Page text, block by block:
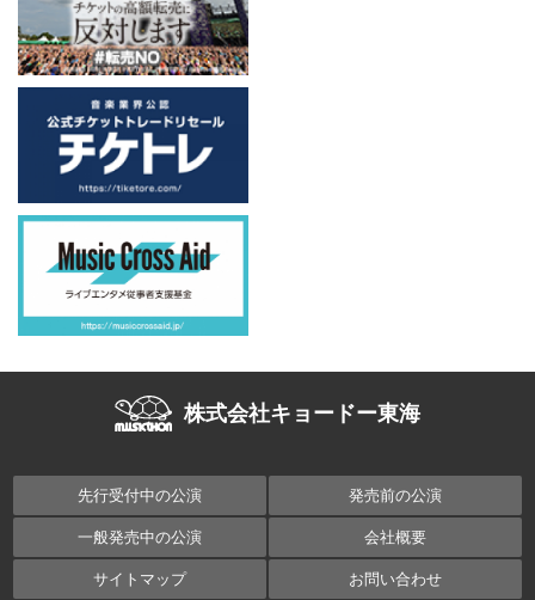
2026年5月11日
ENHYPEN WORLD TOUR 'BLOOD SAGA' IN JAPAN 愛知
公演の情報をアップしました！
2026年5月6日
UNiTE. PRESENTS LIVE EVENT TOUR2026「SPEEDY
WONDER」 愛知公演の情報をアップしました！
2026年5月6日
lynch.TOUR'26「IGNITE THE CLIMAX」静岡/愛知公演の
情報をアップしました！
2026年5月6日
2026年5月1日
2026年5月1日
東海オンエア いつも遠くからマジありがとう！今回は俺ら
がそっち行くわツアー 2026 愛知公演の情報をアップしま
株式会社キョードー東海
先行受付中の公演 発売前の公演
一般発売中の公演 会社概要
サイトマップ お問い合わせ